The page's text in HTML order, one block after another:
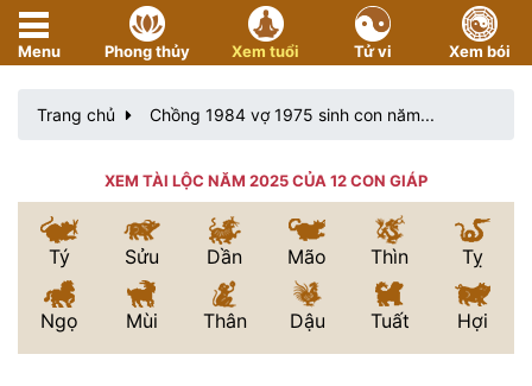
Menu Phong thủy Xem tuổi Tử vi Xem bói
Trang chủ Chồng 1984 vợ 1975 sinh con năm...
XEM TÀI LỘC NĂM 2025 CỦA 12 CON GIÁP
Tý Sửu Dần Mão Thìn Tỵ
Ngọ Mùi Thân Dậu Tuất Hợi